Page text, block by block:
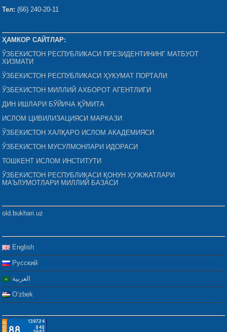
Тел: (66) 240-20-11
ҲАМКОР САЙТЛАР:
ЎЗБЕКИСТОН РЕСПУБЛИКАСИ ПРЕЗИДЕНТИНИНГ МАТБУОТ
ХИЗМАТИ
ЎЗБЕКИСТОН РЕСПУБЛИКАСИ ҲУКУМАТ ПОРТАЛИ
ЎЗБЕКИСТОН МИЛЛИЙ АХБОРОТ АГЕНТЛИГИ
ДИН ИШЛАРИ БЎЙИЧА ҚЎМИТА
ИСЛОМ ЦИВИЛИЗАЦИЯСИ МАРКАЗИ
ЎЗБЕКИСТОН ХАЛҚАРО ИСЛОМ АКАДЕМИЯСИ
ЎЗБЕКИСТОН МУСУЛМОНЛАРИ ИДОРАСИ
ТОШКЕНТ ИСЛОМ ИНСТИТУТИ
ЎЗБЕКИСТОН РЕСПУБЛИКАСИ ҚОНУН ҲУЖЖАТЛАРИ
МАЪЛУМОТЛАРИ МИЛЛИЙ БАЗАСИ
old.bukhari.uz
English
Русский
العربية
Oʻzbek